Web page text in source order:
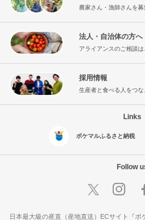
農家さん・漁師さんを
法人・自治体の方へ
アライアンスのご相談
採用情報
生産者と食べる人をつな
Links
ポケマルふるさと納税
Follow
日本最大級の産直（産地直送）ECサイト『ポ